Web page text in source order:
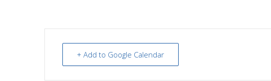
+ Add to Google Calendar